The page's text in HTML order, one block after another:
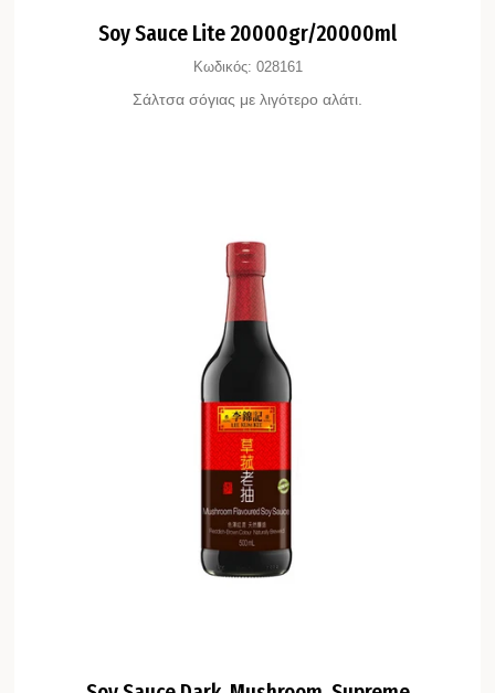
Soy Sauce Lite 20000gr/20000ml
Κωδικός: 028161
Σάλτσα σόγιας με λιγότερο αλάτι.